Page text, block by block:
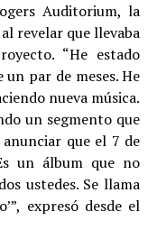
Auditorium, la
revelar que llevaba
“He estado
par de meses. He
nueva música.
un segmento que
que el 7 de
un álbum que no
ustedes. Se llama
expresó desde el